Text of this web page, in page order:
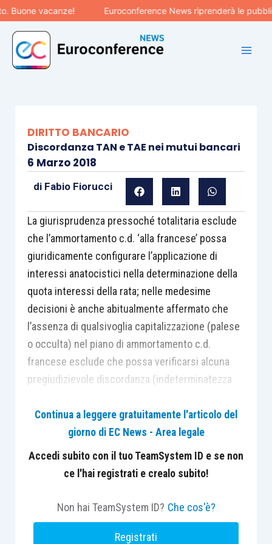
Vai
al
contenuto
vacanze! Euroconference News riprenderà le
DIRITTO BANCARIO
Discordanza TAN e TAE nei mutui bancari
6 Marzo 2018
di Fabio Fiorucci
La giurisprudenza pressoché totalitaria esclude
che l’ammortamento c.d. ‘alla francese’ possa
giuridicamente configurare l’applicazione di
interessi anatocistici nella determinazione della
quota interessi della rata; nelle medesime
decisioni è anche abitualmente affermato che
l’assenza di qualsivoglia capitalizzazione (palese
o occulta) nel piano di ammortamento c.d.
francese esclude che possa verificarsi alcuna
pregiudizievole discordanza (indeterminatezza
pattuito nel contratto di finanziamento (TAN) e
quello effettivo (ex multisTrib. Roma 16.6.2016;
Trib. Palermo 31.1.2017; Trib. Pisa 21.4.2017;
Trib. Isernia 28.7.2014), salvo il caso,
del rapporto il contegno della banca diverga da
quanto pattuito.
Continua a leggere gratuitamente l'articolo del
giorno di EC News - Area legale
Accedi subito con il tuo TeamSystem ID e se non
ce l'hai registrati e crealo subito!
Non hai TeamSystem ID? Che cos'è?
Registrati